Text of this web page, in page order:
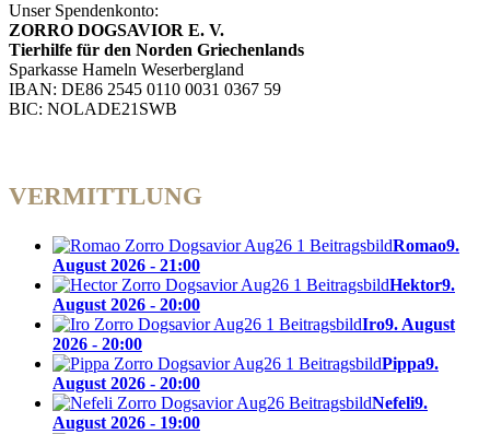
Unser Spendenkonto:
ZORRO DOGSAVIOR E. V.
Tierhilfe für den Norden Griechenlands
Sparkasse Hameln Weserbergland
IBAN: DE86 2545 0110 0031 0367 59
BIC: NOLADE21SWB
VERMITTLUNG
Romao9.
August 2026 - 21:00
Hektor9.
August 2026 - 20:00
Iro9. August
2026 - 20:00
Pippa9.
August 2026 - 20:00
Nefeli9.
August 2026 - 19:00